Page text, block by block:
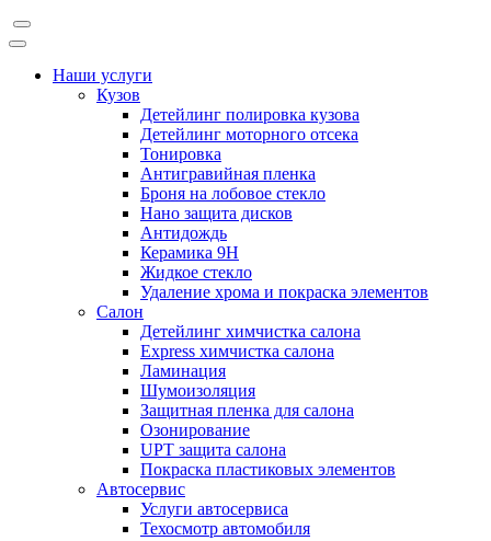
Наши услуги
Кузов
Детейлинг полировка кузова
Детейлинг моторного отсека
Тонировка
Антигравийная пленка
Броня на лобовое стекло
Нано защита дисков
Антидождь
Керамика 9H
Жидкое стекло
Удаление хрома и покраска элементов
Салон
Детейлинг химчистка салона
Express химчистка салона
Ламинация
Шумоизоляция
Защитная пленка для салона
Озонирование
UPT защита салона
Покраска пластиковых элементов
Автосервис
Услуги автосервиса
Техосмотр автомобиля